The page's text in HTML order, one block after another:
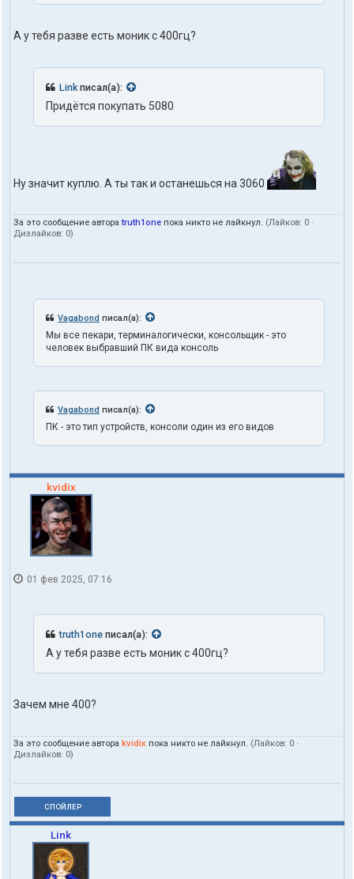
з
т
е
л
я
t
h
o
n
А у тебя разве есть моник с 400гц?
Link писал(а):
Придётся покупать 5080
Ну значит куплю. А ты так и останешься на 3060
За это сообщение автораtruth1one пока никто не лайкнул. (Лайков: 0 ·
Дизлайков: 0)
Vagabond писал(а):
Мы все пекари, терминалогически, консольщик - это
человек выбравший ПК вида консоль
Vagabond писал(а):
ПК - это тип устройств, консоли один из его видов
kvidix
01 фев 2025, 07:16
truth1one писал(а):
А у тебя разве есть моник с 400гц?
Зачем мне 400?
За это сообщение автора kvidix пока никто не лайкнул. (Лайков: 0 ·
Дизлайков: 0)
СПОЙЛЕР
Link